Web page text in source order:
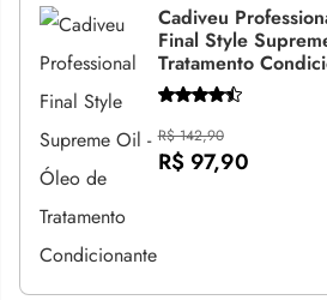
Cadiveu
Final Style
Tratamento
R$ 142,90
R$ 97,90